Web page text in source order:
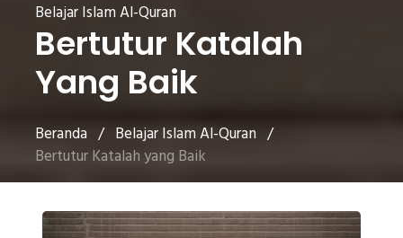
Belajar Islam Al-Quran
Bertutur Katalah
Yang Baik
Beranda / Belajar Islam Al-Quran /
Bertutur Katalah yang Baik